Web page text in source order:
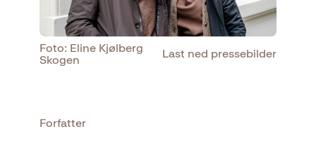
Foto: Eline Kjølberg
Skogen
Last ned pressebilder
Forfatter